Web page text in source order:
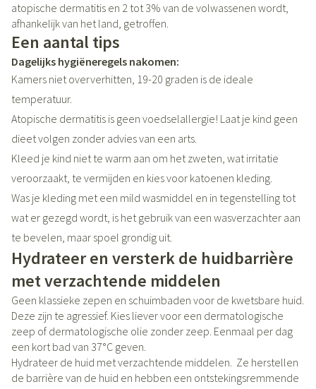
atopische dermatitis en 2 tot 3% van de volwassenen wordt,
afhankelijk van het land, getroffen.
Een aantal tips
Dagelijks hygiëneregels nakomen:
Kamers niet oververhitten, 19-20 graden is de ideale
temperatuur.
Atopische dermatitis is geen voedselallergie! Laat je kind geen
dieet volgen zonder advies van een arts.
Kleed je kind niet te warm aan om het zweten, wat irritatie
veroorzaakt, te vermijden en kies voor katoenen kleding.
Was je kleding met een mild wasmiddel en in tegenstelling tot
wat er gezegd wordt, is het gebruik van een wasverzachter aan
te bevelen, maar spoel grondig uit.
Hydrateer en versterk de huidbarrière
met verzachtende middelen
Geen klassieke zepen en schuimbaden voor de kwetsbare huid.
Deze zijn te agressief. Kies liever voor een dermatologische
zeep of dermatologische olie zonder zeep. Eenmaal per dag
een kort bad van 37°C geven.
Hydrateer de huid met verzachtende middelen. Ze herstellen
de barrière van de huid en hebben een ontstekingsremmende